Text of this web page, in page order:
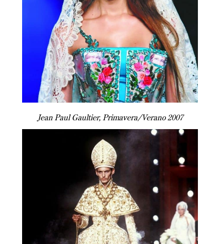
Jean Paul Gaultier, Primavera/Verano 2007